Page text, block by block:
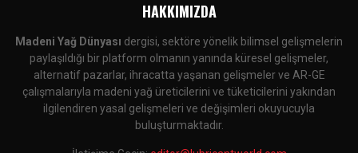
HAKKIMIZDA
Madeni Yağ Dünyası dergisi, sektöre yönelik bilimsel gelişmelerin
paylaşıldığı bir platform olmanın yanında küresel gelişmeler,
alternatif pazarlar, ihracatta yaşanan gelişmeler ve AR-GE
çalışmalarıyla madeni yağ üreticilerini ve tüketicilerini yakından
ilgilendiren yasal gelişmeleri ve değişimleri okuyucuyla
buluşturmaktadır.